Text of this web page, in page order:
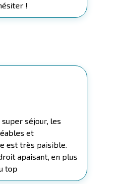
!
super séjour, les
et
est très paisible.
apaisant, en plus
top